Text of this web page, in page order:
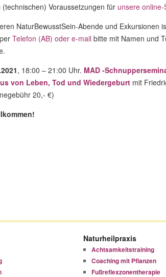
(technischen) Voraussetzungen für unsere
NaturBewusstSein-Abende und Exkursionen
Telefon (AB) oder e-mail bitte mit Namen und
, 18:00 – 21:00 Uhr. MAD -
von Leben, Tod und Wiedergeburt mit
20,- €)
Naturheilpraxis
Achtsamkeitstraining
Coaching mit Pflanzen
Fußreflexzonentherapie